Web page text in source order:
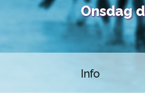
Onsdag
Info